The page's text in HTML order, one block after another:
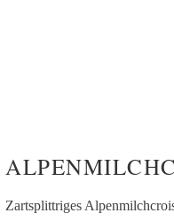
Zartsplittriges